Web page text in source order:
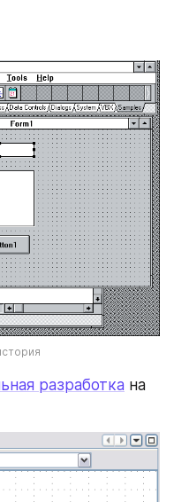
разработка на